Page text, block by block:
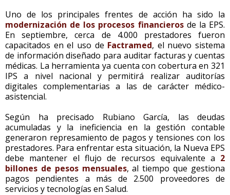
Uno de los principales frentes de acción ha sido la
modernización de los procesos financierosde la EPS.
En septiembre, cerca de 4.000 prestadores fueron
capacitados en el uso de Factramed, el nuevo sistema
de información diseñado para auditar facturas y cuentas
médicas. La herramienta ya cuenta con cobertura en 321
IPS a nivel nacional y permitirá realizar auditorías
digitales complementarias a las de carácter médico-
asistencial.
Según ha precisado Rubiano García, las deudas
acumuladas y la ineficiencia en la gestión contable
generaron represamiento de pagos y tensiones con los
prestadores. Para enfrentar esta situación, la Nueva EPS
debe mantener el flujo de recursos equivalente a 2
billones de pesos mensuales, al tiempo que gestiona
pagos pendientes a más de 2.500 proveedores de
servicios y tecnologías en Salud.